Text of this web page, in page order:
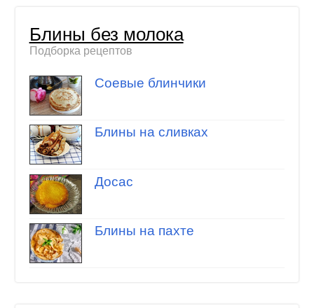
Блины без молока
Подборка рецептов
Соевые блинчики
Блины на сливках
Досас
Блины на пахте